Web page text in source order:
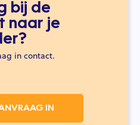
bij de
naar je
in contact.
IN